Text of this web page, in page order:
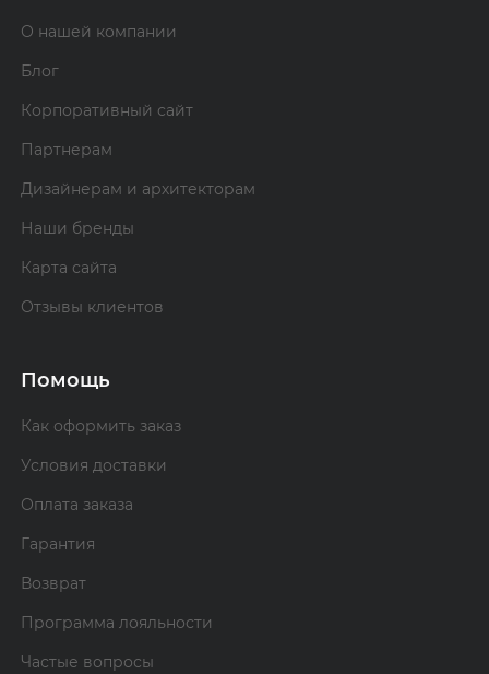
О нашей компании
Блог
Корпоративный сайт
Партнерам
Дизайнерам и архитекторам
Наши бренды
Карта сайта
Отзывы клиентов
Помощь
Как оформить заказ
Условия доставки
Оплата заказа
Гарантия
Возврат
Программа лояльности
Частые вопросы